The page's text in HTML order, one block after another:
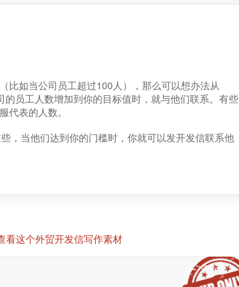
比如当公司员工超过100人），那么可以想办法从
员工人数增加到你的目标值时，就与他们联系。有些
代表的人数。
，当他们达到你的门槛时，你就可以发开发信联系他
看这个外贸开发信写作素材